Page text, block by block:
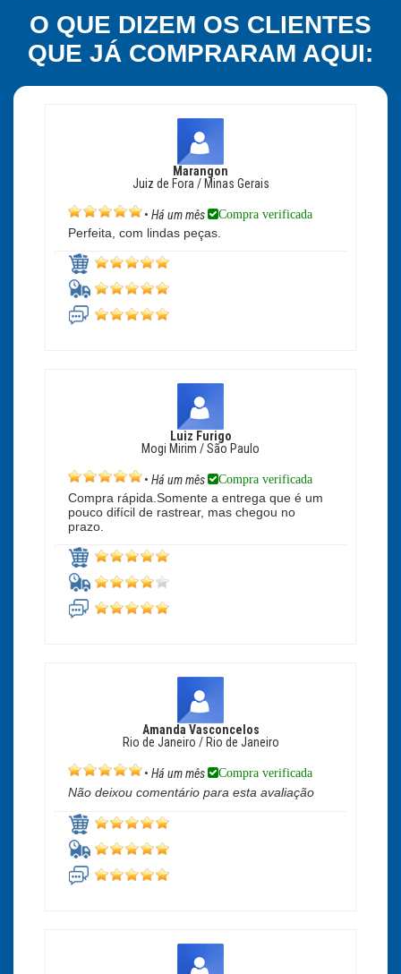
O QUE DIZEM OS CLIENTES
QUE JÁ COMPRARAM AQUI:
Marangon
Juiz de Fora / Minas Gerais
• Há um mês Compra verificada
Perfeita, com lindas peças.
Luiz Furigo
Mogi Mirim / São Paulo
• Há um mês Compra verificada
Compra rápida.Somente a entrega que é um
pouco difícil de rastrear, mas chegou no
prazo.
Amanda Vasconcelos
Rio de Janeiro / Rio de Janeiro
• Há um mês Compra verificada
Não deixou comentário para esta avaliação